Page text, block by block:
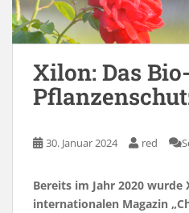
Xilon: Das Bio-
30. Januar 2024 red
Bereits im Jahr 2020 wurde
internationalen Magazin